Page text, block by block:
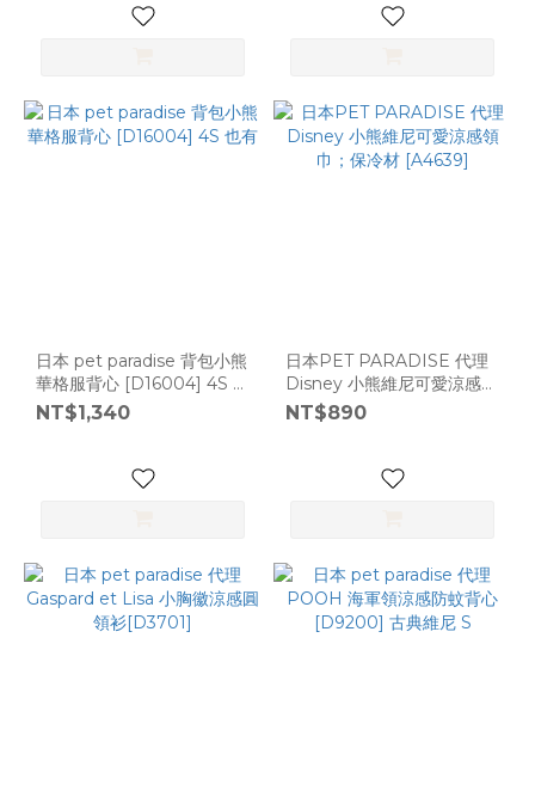
日本 pet paradise 背包小熊
華格服背心 [D16004] 4S 也
有
NT$1,340
日本PET PARADISE 代理
Disney 小熊維尼可愛涼感領
巾；保冷材 [A4639]
NT$890